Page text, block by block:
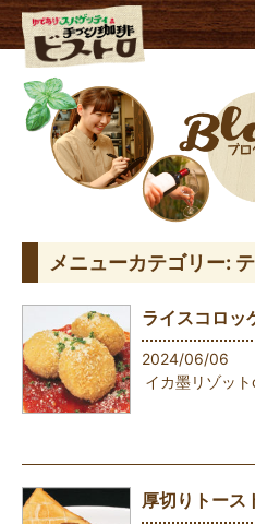
テイクアウト | ビストロ - Part 12埼玉県越
メニューカテゴリー:
ライスコロッ
2024/06/06
イカ墨リゾッ
厚切りトース